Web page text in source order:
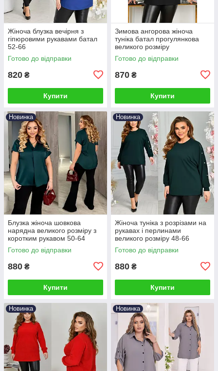
Жіноча блузка вечірня з
гіпюровими рукавами батал
52-66
Готово до відправки
820 ₴
Купити
Зимова ангорова жіноча
туніка батал прогулянкова
великого розміру
Готово до відправки
870 ₴
Купити
Новинка
Блузка жіноча шовкова
нарядна великого розміру з
коротким рукавом 50-64
Готово до відправки
880 ₴
Купити
Новинка
Жіноча туніка з розрізами на
рукавах і перлинами
великого розміру 48-66
Готово до відправки
880 ₴
Купити
Новинка Новинка